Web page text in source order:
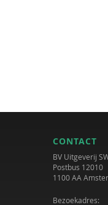
CONTACT
BV Uitgeverij
Postbus 12010
1100 AA
Bezoekadres: